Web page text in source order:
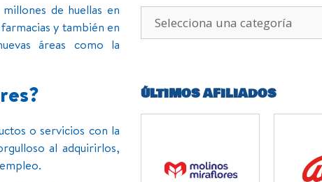
de huellas en
y también en
áreas como la
o servicios con la
al adquirirlos,
ÚLTIMOS AFILIADOS